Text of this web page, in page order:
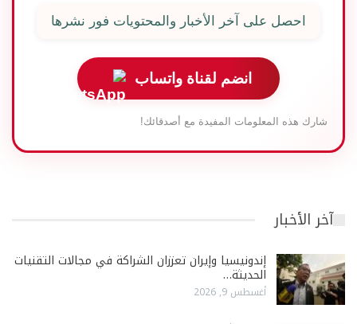
احصل على آخر الأخبار والمحتويات فور نشرها
انضم لقناة واتساب
شارك هذه المعلومات المفيدة مع أصدقائك!
آخر الأخبار
إندونيسيا وإيران تعززان الشراكة في مجالات التقنيات
الحديثة…
أغسطس 9, 2026